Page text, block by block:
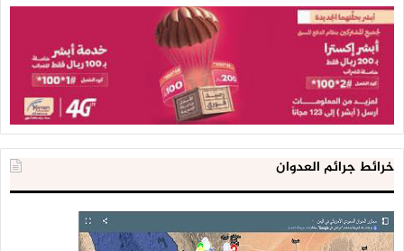
خرائط جرائم العدوان